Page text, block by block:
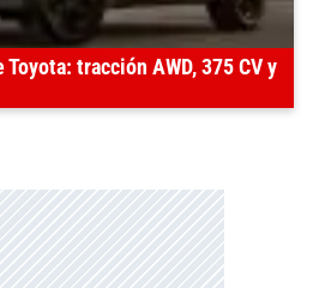
tracción AWD, 375 CV y